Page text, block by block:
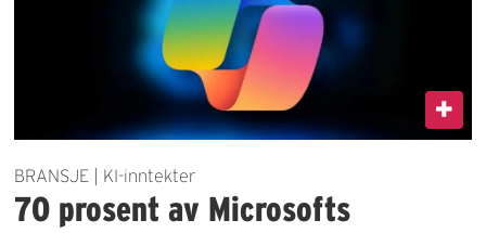
BRANSJE | KI-inntekter
70 prosent av Microsofts